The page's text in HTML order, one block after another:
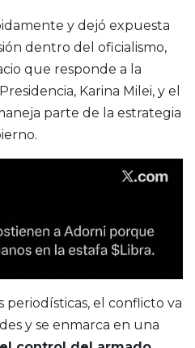
y dejó expuesta
dentro del oficialismo,
que responde a la
Karina Milei, y el
parte de la estrategia
el conflicto va
y se enmarca en una